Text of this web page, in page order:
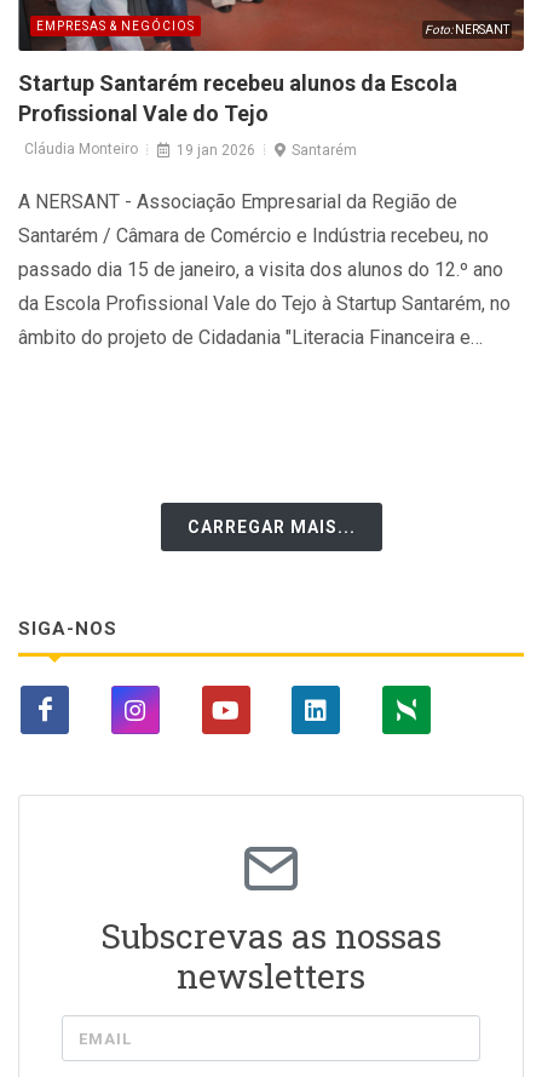
EMPRESAS & NEGÓCIOS Foto: NERSANT
Startup Santarém recebeu alunos da Escola
Profissional Vale do Tejo
Cláudia Monteiro 19 jan 2026 Santarém
A NERSANT - Associação Empresarial da Região de
Santarém / Câmara de Comércio e Indústria recebeu, no
passado dia 15 de janeiro, a visita dos alunos do 12.º ano
da Escola Profissional Vale do Tejo à Startup Santarém, no
âmbito do projeto de Cidadania "Literacia Financeira e
CARREGAR MAIS...
SIGA-NOS
Subscrevas as nossas
newsletters
EMAIL